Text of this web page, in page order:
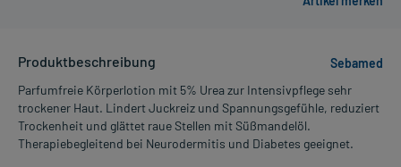
Produktbeschreibung
Sebamed
Parfumfreie Körperlotion mit 5% Urea zur Intensivpflege sehr
trockener Haut. Lindert Juckreiz und Spannungsgefühle, reduziert
Trockenheit und glättet raue Stellen mit Süßmandelöl.
Therapiebegleitend bei Neurodermitis und Diabetes geeignet.